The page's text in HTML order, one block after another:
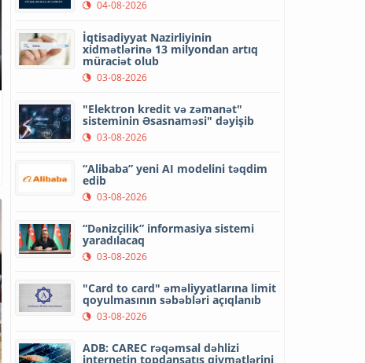
04-08-2026
İqtisadiyyat Nazirliyinin
xidmətlərinə 13 milyondan artıq
müraciət olub
03-08-2026
"Elektron kredit və zəmanət"
sisteminin Əsasnaməsi" dəyişib
03-08-2026
“Alibaba” yeni AI modelini təqdim
edib
03-08-2026
“Dənizçilik” informasiya sistemi
yaradılacaq
03-08-2026
"Card to card" əməliyyatlarına limit
qoyulmasının səbəbləri açıqlanıb
03-08-2026
ADB: CAREC rəqəmsal dəhlizi
internetin topdansatış qiymətlərini